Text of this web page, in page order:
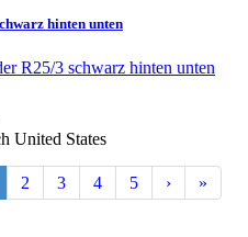
hinten unten
United States
2 3 4 5 › »